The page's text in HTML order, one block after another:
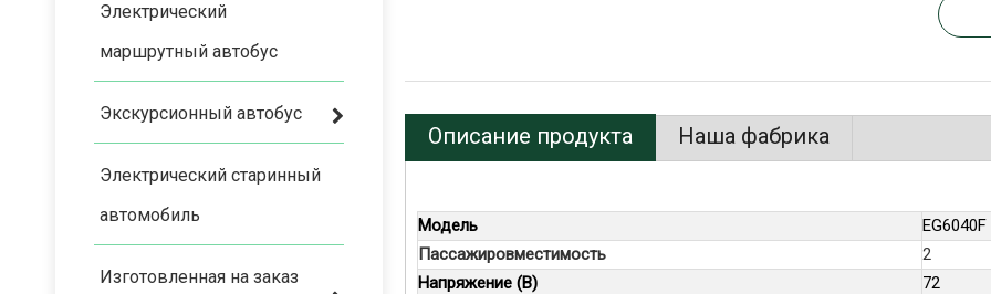
Электрический
маршрутный автобус
Экскурсионный автобус
Электрический старинный
автомобиль
Изготовленная на заказ
Описание продукта Наша фабрика
Модель
EG6040F
Пассажировместимость
2
Напряжение (В)
72